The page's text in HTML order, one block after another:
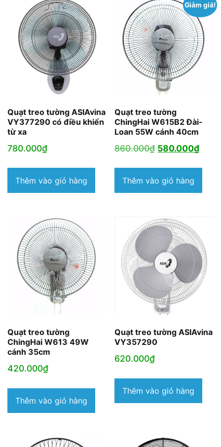
Quạt treo tường ASIAvina
VY377290 có điều khiển
từ xa
780.000₫
Thêm vào giỏ hàng
Giảm giá!
Quạt treo tường
ChingHai W615B2 Đài-
Loan 55W cánh 40cm
860.000₫ Giá
là:
860.000₫.
580.000₫Giá
là:
Thêm vào giỏ hàng
Quạt treo tường
ChingHai W613 49W
cánh 35cm
420.000₫
Thêm vào giỏ hàng
Quạt treo tường ASIAvina
VY357290
620.000₫
Thêm vào giỏ hàng